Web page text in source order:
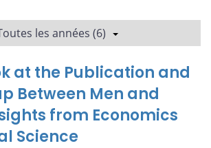
les années (6)
at the Publication and
Between Men and
from Economics
Science